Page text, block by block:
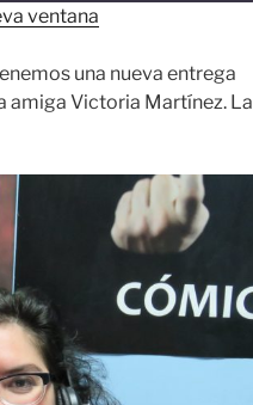
ventana
una nueva entrega
amiga Victoria Martínez. La